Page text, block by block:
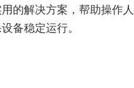
的解决方案，帮助操作人
备稳定运行。